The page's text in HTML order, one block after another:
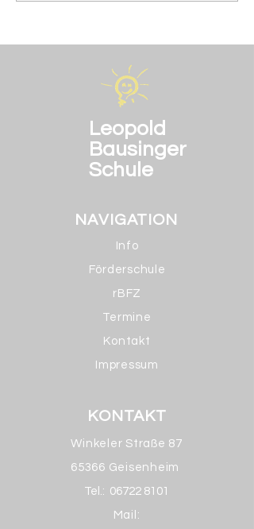
Leopold
Bausinger
Schule
NAVIGATION
Info
Förderschule
rBFZ
Termine
Kontakt
Impressum
KONTAKT
Winkeler Straße 87
65366 Geisenheim
Tel.: 06722 8101
Mail: